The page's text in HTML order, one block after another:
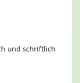
und schriftlich